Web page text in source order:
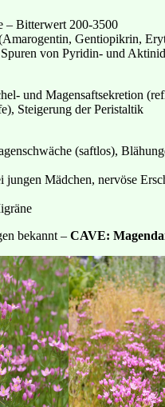
– Bitterwert 200-3500
Gentiopikrin,
von Pyridin- und
und Magensaftsekretion
Steigerung der Peristaltik
(saftlos),
jungen Mädchen, nervöse
Migräne
bekannt – CAVE: